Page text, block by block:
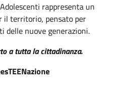
rappresenta un
il territorio, pensato per
delle nuove generazioni.
a tutta la cittadinanza.